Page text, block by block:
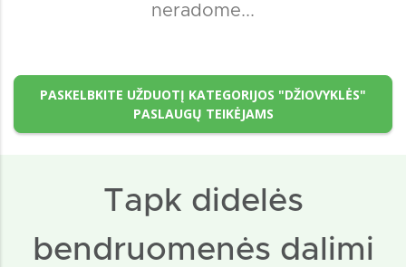
neradome...
PASKELBKITE UŽDUOTĮ KATEGORIJOS "DŽIOVYKLĖS"
PASLAUGŲ TEIKĖJAMS
Tapk didelės
bendruomenės dalimi